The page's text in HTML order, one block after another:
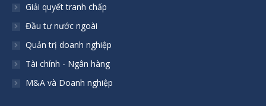
Giải quyết tranh chấp
Đầu tư nước ngoài
Quản trị doanh nghiệp
Tài chính - Ngân hàng
M&A và Doanh nghiệp